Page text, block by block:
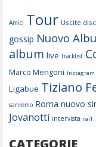
Amici Tour Uscite
gossip Nuovo
album live tracklist
Marco Mengoni Instagram
Ligabue Tiziano
sanremo Roma nuovo
Jovanotti intervista rai1
CATEGORIE